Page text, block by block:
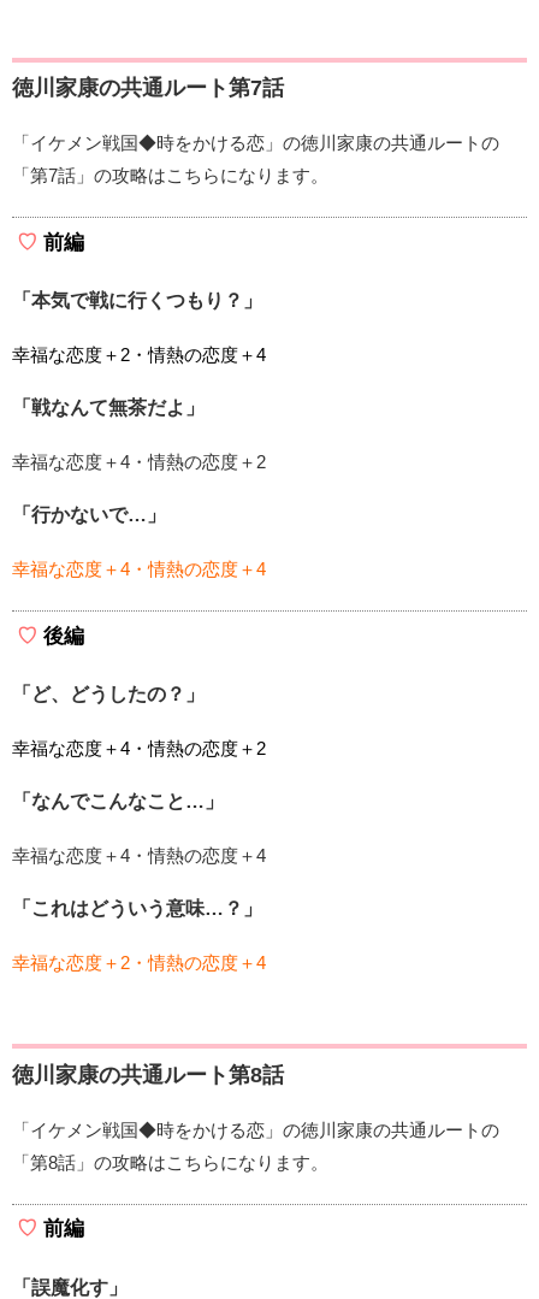
徳川家康の共通ルート第7話
「イケメン戦国◆時をかける恋」の徳川家康の共通ルートの
「第7話」の攻略はこちらになります。
前編
「本気で戦に行くつもり？」
幸福な恋度＋2・情熱の恋度＋4
「戦なんて無茶だよ」
幸福な恋度＋4・情熱の恋度＋2
「行かないで…」
幸福な恋度＋4・情熱の恋度＋4
後編
「ど、どうしたの？」
幸福な恋度＋4・情熱の恋度＋2
「なんでこんなこと…」
幸福な恋度＋4・情熱の恋度＋4
「これはどういう意味…？」
幸福な恋度＋2・情熱の恋度＋4
徳川家康の共通ルート第8話
「イケメン戦国◆時をかける恋」の徳川家康の共通ルートの
「第8話」の攻略はこちらになります。
前編
「誤魔化す」